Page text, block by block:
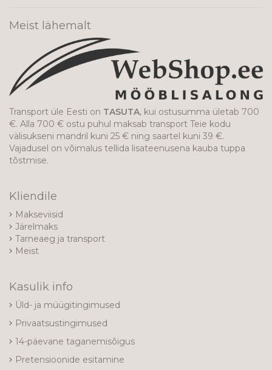
Meist lähemalt
Transport üle Eesti on TASUTA, kui ostusumma ületab 700
€. Alla 700 € ostu puhul maksab transport Teie kodu
välisukseni mandril kuni 25 € ning saartel kuni 39 €.
Vajadusel on võimalus tellida lisateenusena kauba tuppa
tõstmise.
Kliendile
Makseviisid
Järelmaks
Tarneaeg ja transport
Meist
Kasulik info
Üld- ja müügitingimused
Privaatsustingimused
14-päevane taganemisõigus
Pretensioonide esitamine